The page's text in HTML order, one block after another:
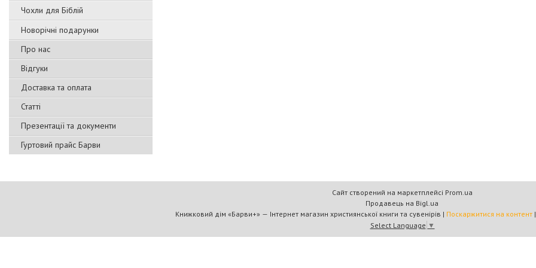
Чохли для Біблій
Новорічні подарунки
Про нас
Відгуки
Доставка та оплата
Статті
Презентації та документи
Гуртовий прайс Барви
Сайт створений на маркетплейсі Prom.ua
Продавець на Bigl.ua
Книжковий дім «Барви+» — Інтернет магазин християнської книги та сувенірів | Поскаржитися на контент |
Select Language ▼